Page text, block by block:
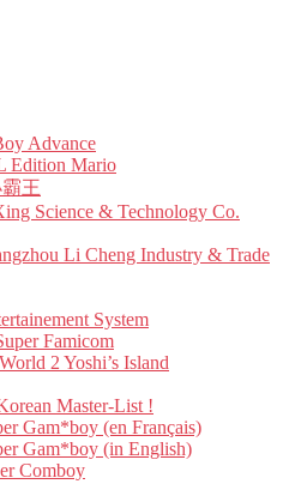
Advance
Edition Mario
霸王
Science & Technology Co.
Li Cheng Industry & Trade
System
Famicom
2 Yoshi’s Island
Master-List !
Gam*boy (en Français)
Gam*boy (in English)
Comboy